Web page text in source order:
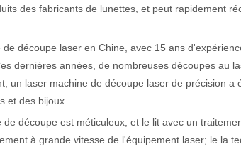
des fabricants de lunettes, et peut rapidement
découpe laser en Chine, avec 15 ans
dernières années, de nombreuses découpes au
un laser machine de découpe laser de précision a
et des bijoux.
découpe est méticuleux, et le lit avec un
à grande vitesse de l'équipement laser; le la